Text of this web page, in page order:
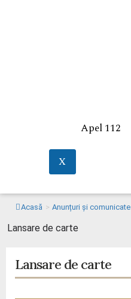
Apel 112
X
Acasă > Anunțuri și comunicate
Lansare de carte
Lansare de carte